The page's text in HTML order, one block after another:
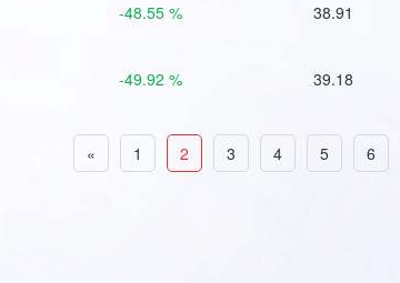
-48.55 % 38.91
-49.92 % 39.18
« 1 2 3 4 5 6